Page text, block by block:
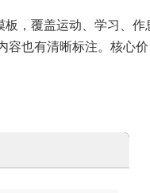
，覆盖运动、学习、作
容也有清晰标注。核心价